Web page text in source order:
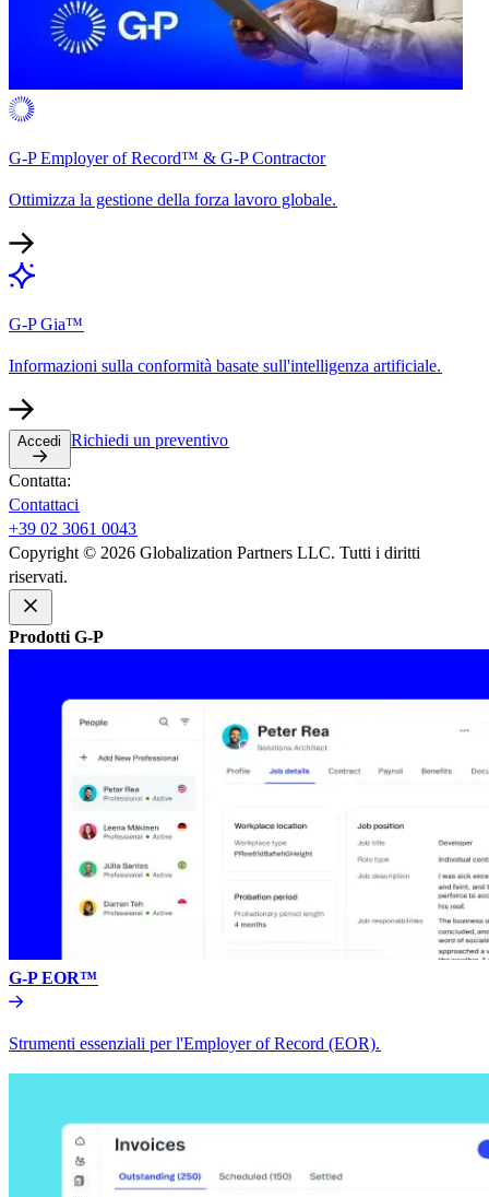
G-P Employer of Record™ & G-P Contractor​​
Ottimizza la gestione della forza lavoro globale.​​
G-P Gia™​​
Informazioni sulla conformità basate sull'intelligenza artificiale.​​
Accedi​​ Richiedi un preventivo​​
Contatta:​​
Contattaci​​
+39 02 3061 0043​​
Copyright © 2026 Globalization Partners LLC. Tutti i diritti
riservati.​​
Prodotti G-P​​
G-P EOR™​​
Strumenti essenziali per l'Employer of Record (EOR).​​